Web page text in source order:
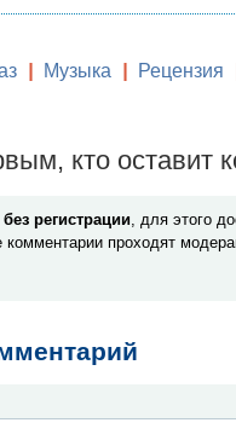
Музыка Рецензия
кто оставит
без регистрации, для этого
проходят